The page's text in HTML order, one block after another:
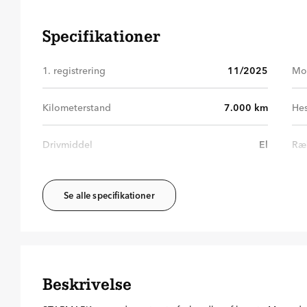
Specifikationer
1. registrering 11/2025
Kilometerstand 7.000 km
Drivmiddel El
Se alle specifikationer
Beskrivelse